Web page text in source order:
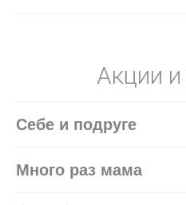
Акции и
Себе и подруге
Много раз мама